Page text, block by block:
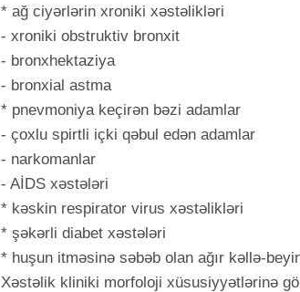
* ağ ciyərlərin xroniki xəstəlikləri
- xroniki obstruktiv bronxit
- bronxhektaziya
- bronxial astma
* pnevmoniya keçirən bəzi adamlar
- çoxlu spirtli içki qəbul edən adamlar
- narkomanlar
- AİDS xəstələri
* kəskin respirator virus xəstəlikləri
* şəkərli diabet xəstələri
* huşun itməsinə səbəb olan ağır kəllə-
Xəstəlik kliniki morfoloji xüsusiyyətlərinə